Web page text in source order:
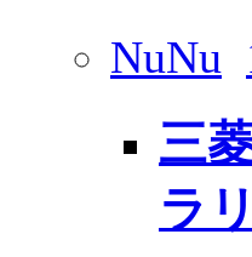
NuNu
三
ラ